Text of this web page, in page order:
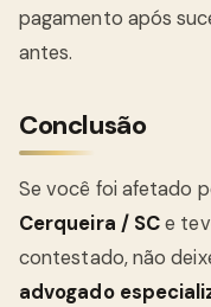
pagamento após
antes.
Conclusão
Se você foi afetado
Cerqueira / SCe
contestado, não
advogado